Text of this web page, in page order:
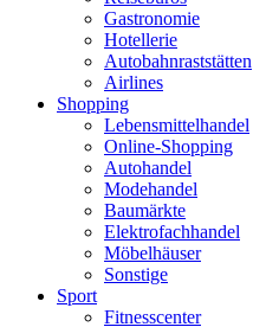
Gastronomie
Hotellerie
Autobahnraststätten
Airlines
Shopping
Lebensmittelhandel
Online-Shopping
Autohandel
Modehandel
Baumärkte
Elektrofachhandel
Möbelhäuser
Sonstige
Sport
Fitnesscenter